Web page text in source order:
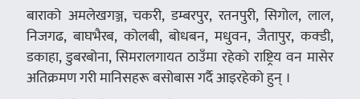
बाराको अमलेखगञ्ज, चकरी, डम्बरपुर, रतनपुरी, सिगोल, लाल,
निजगढ, बाघभैरब, कोलबी, बोधबन, मधुवन, जैतापुर, कक्डी,
डकाहा, डुबरबोना, सिमरालगायत ठाउँमा रहेको राष्ट्रिय वन मासेर
अतिक्रमण गरी मानिसहरू बसोबास गर्दै आइरहेको हुन् ।